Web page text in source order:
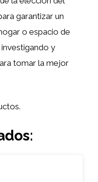
garantizar un
o espacio de
y
tomar la mejor